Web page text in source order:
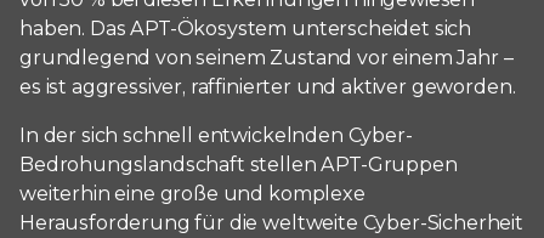
haben. Das APT-Ökosystem unterscheidet sich
grundlegend von seinem Zustand vor einem Jahr –
es ist aggressiver, raffinierter und aktiver geworden.
In der sich schnell entwickelnden Cyber-
Bedrohungslandschaft stellen APT-Gruppen
weiterhin eine große und komplexe
Herausforderung für die weltweite Cyber-Sicherheit